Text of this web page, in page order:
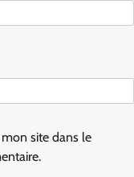
site dans le